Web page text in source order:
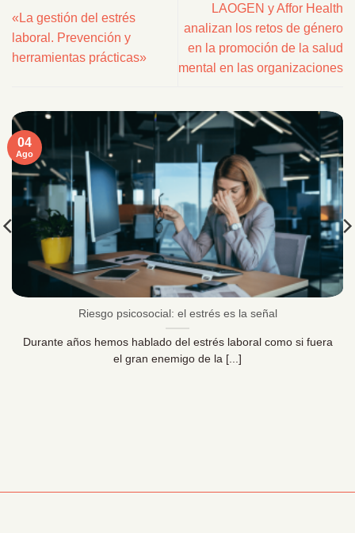
«La gestión del estrés
laboral. Prevención y
herramientas prácticas»
LAOGEN y Affor Health
analizan los retos de género
en la promoción de la salud
mental en las organizaciones
Riesgo psicosocial: el estrés es la señal
Durante años hemos hablado del estrés laboral como si fuera
el gran enemigo de la [...]
04
Ago